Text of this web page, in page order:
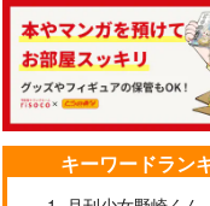
キーワードラン